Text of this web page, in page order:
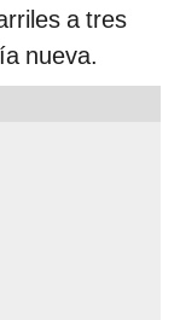
a tres
nueva.